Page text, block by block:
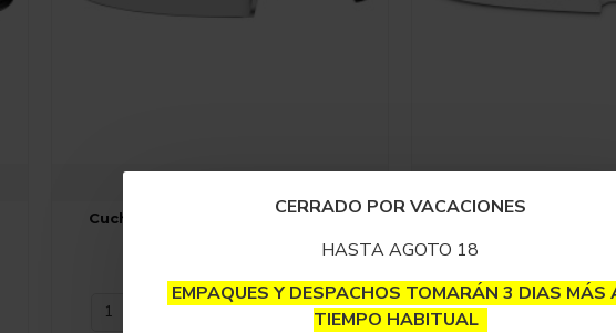
CERRADO POR VACACIONES
HASTA AGOTO 18
EMPAQUES Y DESPACHOS TOMARÁN 3 DIAS MÁS
TIEMPO HABITUAL
Cuchillo Luxury Chef 6 Pulgadas
AÑADIR AL CARRO
Cuchillo Profesional